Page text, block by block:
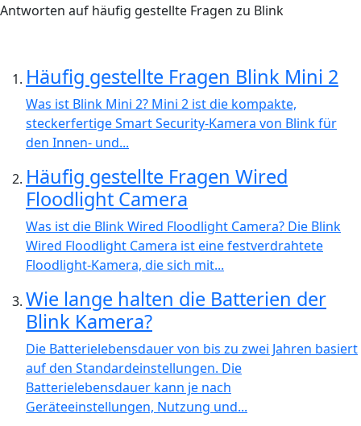
Antworten auf häufig gestellte Fragen zu Blink
Häufig gestellte Fragen Blink Mini 2
Was ist Blink Mini 2? Mini 2 ist die kompakte,
steckerfertige Smart Security-Kamera von Blink für
den Innen- und...
Häufig gestellte Fragen Wired
Floodlight Camera
Was ist die Blink Wired Floodlight Camera? Die Blink
Wired Floodlight Camera ist eine festverdrahtete
Floodlight-Kamera, die sich mit...
Wie lange halten die Batterien der
Blink Kamera?
Die Batterielebensdauer von bis zu zwei Jahren basiert
auf den Standardeinstellungen. Die
Batterielebensdauer kann je nach
Geräteeinstellungen, Nutzung und...